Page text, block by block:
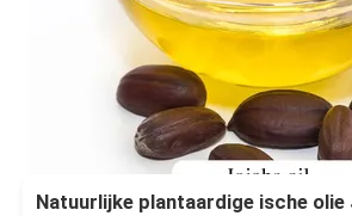
Natuurlijke plantaardige ische